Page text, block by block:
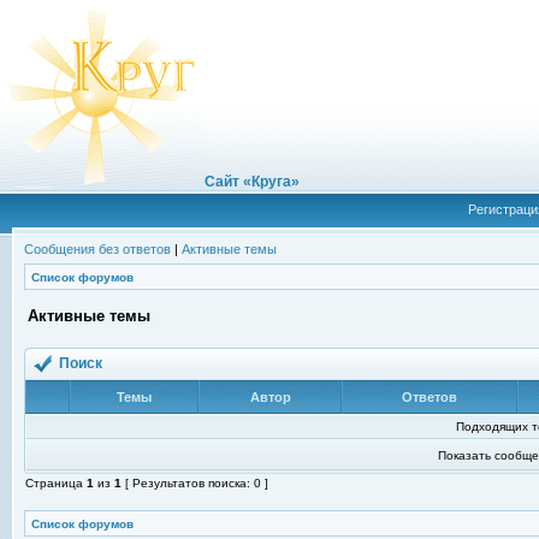
Сайт «Круга»
Сообщения без ответов | Активные темы
Список форумов
Активные темы
Поиск
Темы Автор Ответов
Подходящих
Показать
Страница 1 из 1 [ Результатов поиска: 0 ]
Список форумов